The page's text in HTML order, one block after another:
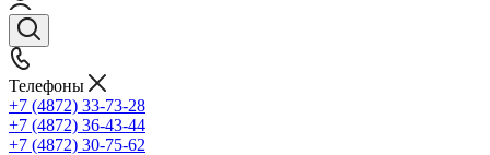
Телефоны
+7 (4872) 33-73-28
+7 (4872) 36-43-44
+7 (4872) 30-75-62